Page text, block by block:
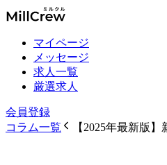
マイページ
メッセージ
求人一覧
厳選求人
会員登録
コラム一覧
【2025年最新版